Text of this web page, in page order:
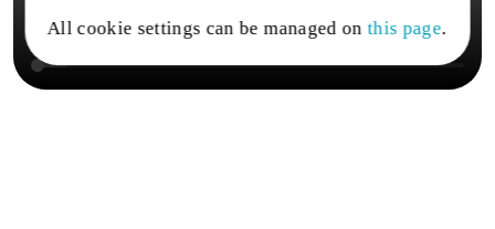
All cookie settings can be managed onthis page.